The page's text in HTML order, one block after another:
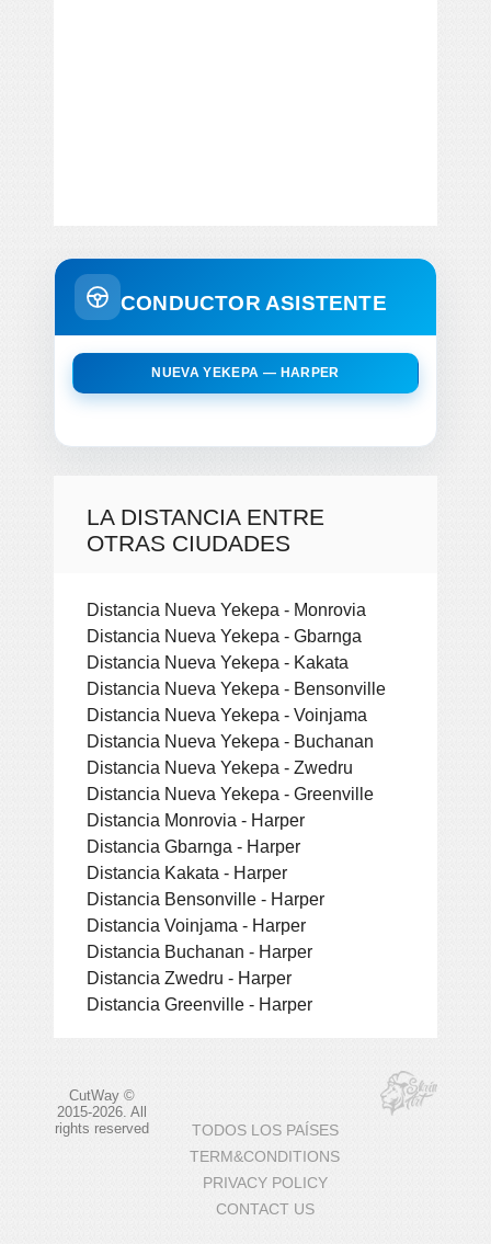
CONDUCTOR ASISTENTE
NUEVA YEKEPA — HARPER
LA DISTANCIA ENTRE
OTRAS CIUDADES
Distancia Nueva Yekepa - Monrovia
Distancia Nueva Yekepa - Gbarnga
Distancia Nueva Yekepa - Kakata
Distancia Nueva Yekepa - Bensonville
Distancia Nueva Yekepa - Voinjama
Distancia Nueva Yekepa - Buchanan
Distancia Nueva Yekepa - Zwedru
Distancia Nueva Yekepa - Greenville
Distancia Monrovia - Harper
Distancia Gbarnga - Harper
Distancia Kakata - Harper
Distancia Bensonville - Harper
Distancia Voinjama - Harper
Distancia Buchanan - Harper
Distancia Zwedru - Harper
Distancia Greenville - Harper
CutWay ©
2015-2026. All
rights reserved
TODOS LOS PAÍSES
TERM&CONDITIONS
PRIVACY POLICY
CONTACT US